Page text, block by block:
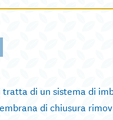
tratta di un sistema di
di chiusura